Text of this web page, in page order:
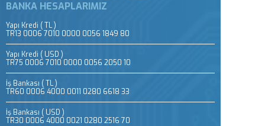
BANKA HESAPLARIMIZ
Yapı Kredi ( TL )
TR13 0006 7010 0000 0056 1849 80
Yapı Kredi ( USD )
TR75 0006 7010 0000 0056 2050 10
İş Bankası ( TL )
TR60 0006 4000 0011 0280 6618 33
İş Bankası ( USD )
TR30 0006 4000 0021 0280 2516 70